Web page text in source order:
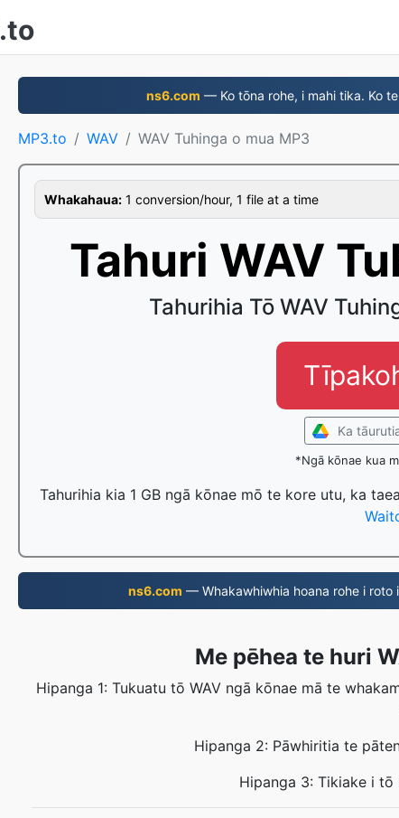
.to
ns6.com — Ko tōna rohe, i mahi tika. Ko
MP3.to WAV WAV Tuhinga o mua MP3
Whakahaua: 1 conversion/hour, 1 file at a time
Tahuri WAV
Tahurihia Tō WAV
Ka
*Ngā kōnae kua
Tahurihia kia 1 GB ngā kōnae mō te kore utu, ka
ns6.com — Whakawhiwhia hoana rohe i roto
Me pēhea te huri
Hipanga 1: Tukuatu tō WAV ngā kōnae mā te
Hipanga 2: Pāwhiritia te
Hipanga 3: Tikiake i tō